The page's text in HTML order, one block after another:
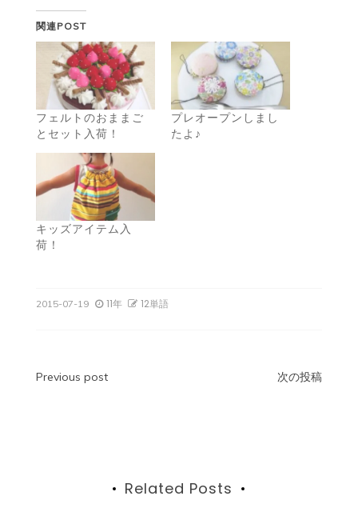
関連POST
フェルトのおままご
とセット入荷！
プレオープンしまし
たよ♪
キッズアイテム入
荷！
2015-07-19 11年 12単語
投
Previous post 次の投稿
Related Posts